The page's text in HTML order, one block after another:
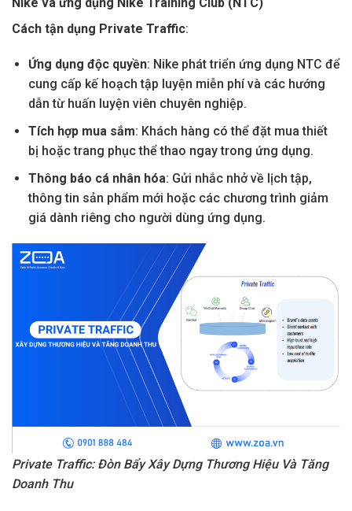
Cách tận dụng Private Traffic:
Ứng dụng độc quyền: Nike phát triển ứng dụng NTC để
cung cấp kế hoạch tập luyện miễn phí và các hướng
dẫn từ huấn luyện viên chuyên nghiệp.
Tích hợp mua sắm: Khách hàng có thể đặt mua thiết
bị hoặc trang phục thể thao ngay trong ứng dụng.
Thông báo cá nhân hóa: Gửi nhắc nhở về lịch tập,
thông tin sản phẩm mới hoặc các chương trình giảm
giá dành riêng cho người dùng ứng dụng.
Private Traffic: Đòn Bẩy Xây Dựng Thương Hiệu Và Tăng
Doanh Thu